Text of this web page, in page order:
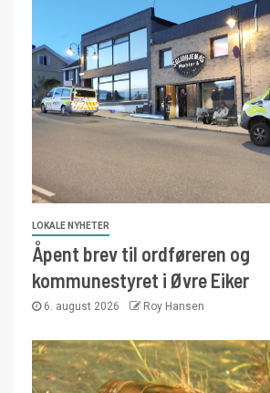
LOKALE NYHETER
Åpent brev til ordføreren og
kommunestyret i Øvre Eiker
6. august 2026 Roy Hansen